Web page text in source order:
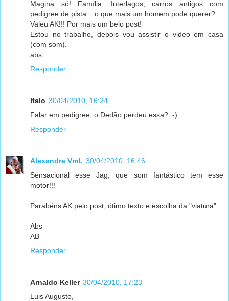
Magina só! Família, Interlagos, carros antigos com
pedigree de pista... o que mais um homem pode querer?
Valeu AK!!! Por mais um belo post!
Estou no trabalho, depois vou assistir o video em casa
(com som).
abs
Responder
Italo 30/04/2010, 16:24
Falar em pedigree, o Dedão perdeu essa? :-)
Responder
Alexandre VmL 30/04/2010, 16:46
Sensacional esse Jag, que som fantástico tem esse
motor!!!
Parabéns AK pelo post, ótimo texto e escolha da "viatura".
Abs
AB
Responder
Arnaldo Keller 30/04/2010, 17:23
Luis Augusto,